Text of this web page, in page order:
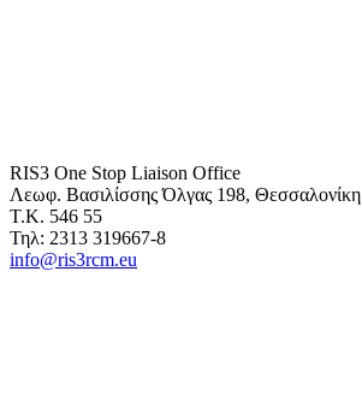
RIS3 One Stop Liaison Office
Λεωφ. Βασιλίσσης Όλγας 198, Θεσσαλονίκη
Τ.Κ. 546 55
Τηλ: 2313 319667-8
info@ris3rcm.eu